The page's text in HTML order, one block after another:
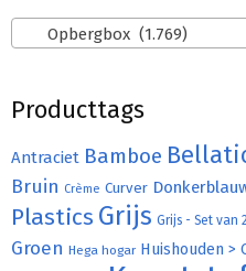
Opbergbox (1.769)
Producttags
Antraciet Bamboe
Bruin Crème Curver
Plastics Grijs Grijs - Set van 2
Groen Hega hogar Huishouden >